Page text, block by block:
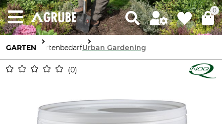
0
GARTEN GartenbedarfUrban Gardening
0